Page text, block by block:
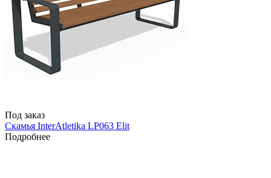
Под заказ
Скамья InterAtletika LP063 Elit
Подробнее